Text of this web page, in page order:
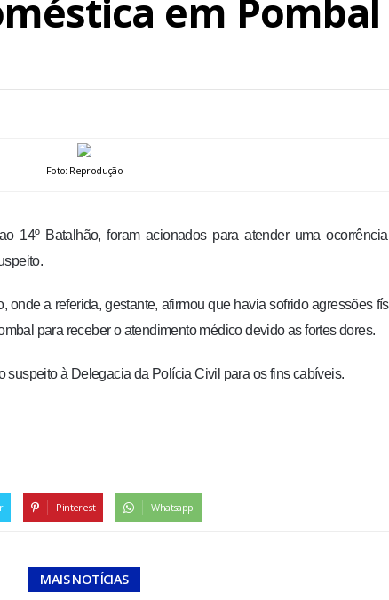
em Pombal
Foto: Reprodução
14º Batalhão, foram acionados para atender uma
onde a referida, gestante, afirmou que havia sofrido agressões
para receber o atendimento médico devido as fortes dores.
suspeito à Delegacia da Polícia Civil para os fins cabíveis.
Pinterest Whatsapp
MAIS NOTÍCIAS